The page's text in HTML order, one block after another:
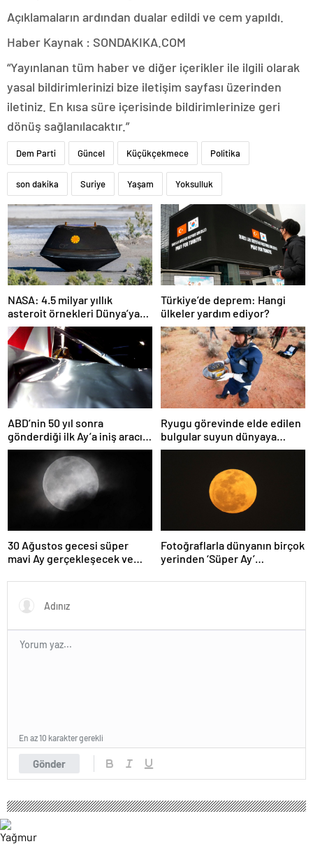
Açıklamaların ardından dualar edildi ve cem yapıldı.
Haber Kaynak : SONDAKIKA.COM
“Yayınlanan tüm haber ve diğer içerikler ile ilgili olarak
yasal bildirimlerinizi bize iletişim sayfası üzerinden
iletiniz. En kısa süre içerisinde bildirimlerinize geri
dönüş sağlanılacaktır.”
Dem Parti Güncel Küçükçekmece Politika
son dakika Suriye Yaşam Yoksulluk
NASA: 4.5 milyar yıllık
asteroit örnekleri Dünya’ya
getirildi; yaşamın
başlangıcına ışık tutabilir
Türkiye’de deprem: Hangi
ülkeler yardım ediyor?
ABD’nin 50 yıl sonra
gönderdiği ilk Ay’a iniş aracı
Peregrine atmosferde
yanarak denize düştü
Ryugu görevinde elde edilen
bulgular suyun dünyaya
asteroitlerce getirilmiş
30 Ağustos gecesi süper
mavi Ay gerçekleşecek ve
olacak
Fotoğraflarla dünyanın birçok
yerinden ‘Süper Ay’
Gönder
En az 10 karakter gerekli